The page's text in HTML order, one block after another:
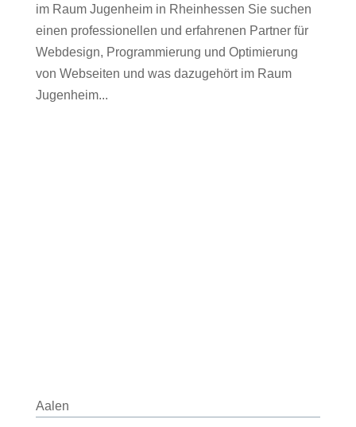
im Raum Jugenheim in Rheinhessen Sie suchen
einen professionellen und erfahrenen Partner für
Webdesign, Programmierung und Optimierung
von Webseiten und was dazugehört im Raum
Jugenheim...
Aalen